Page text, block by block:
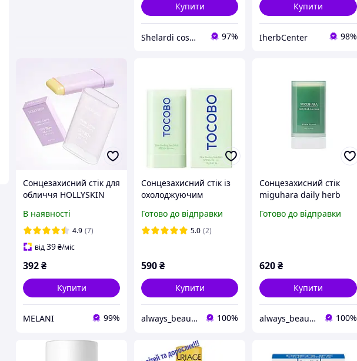
Купити
Shelardi cosmetics 97%
Купити
IherbCenter 98%
Сонцезахисний стік для
обличчя HOLLYSKIN
/ 0,71 oz
В наявності
4.9 (7)
від39₴/міс
392₴
Купити
MELANI 99%
Сонцезахисний стік із
охолоджуючим
Cooling Sun Stick
SPF50+ PA++++ 18 гр
Готово до відправки
5.0 (2)
590₴
Купити
always_beauty_kh 100%
Сонцезахисний стік
miguhara daily herb
09.2027
Готово до відправки
620₴
Купити
always_beauty_kh 100%